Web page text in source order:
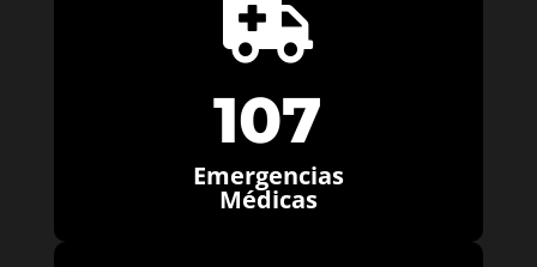

107
Emergencias
Médicas